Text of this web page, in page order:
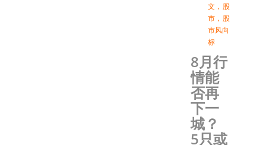
文 ， 股
市 ， 股
市风向
标
8月行
情能
否再
下一
城？
5只或